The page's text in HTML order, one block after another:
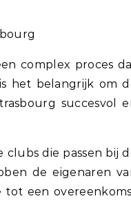
complex proces
het belangrijk om
succesvol
die passen bij
de eigenaren
tot een